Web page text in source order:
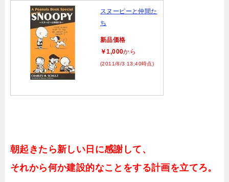
スヌーピーと仲間た
ち
新品価格
￥1,000から
(2011/8/3 13:40時点)
朝起きたら新しい日に感謝して、
それから何か建設的なことをする計画を立てろ。